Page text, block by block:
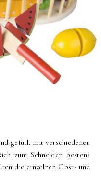
gefüllt mit verschiedenen
zum Schneiden bestens
die einzelnen Obst- und